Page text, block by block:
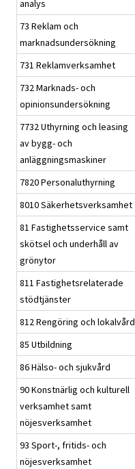
analys
73 Reklam och
marknadsundersökning
731 Reklamverksamhet
732 Marknads- och
opinionsundersökning
7732 Uthyrning och leasing
av bygg- och
anläggningsmaskiner
7820 Personaluthyrning
8010 Säkerhetsverksamhet
81 Fastighetsservice samt
skötsel och underhåll av
grönytor
811 Fastighetsrelaterade
stödtjänster
812 Rengöring och lokalvård
85 Utbildning
86 Hälso- och sjukvård
90 Konstnärlig och kulturell
verksamhet samt
nöjesverksamhet
93 Sport-, fritids- och
nöjesverksamhet